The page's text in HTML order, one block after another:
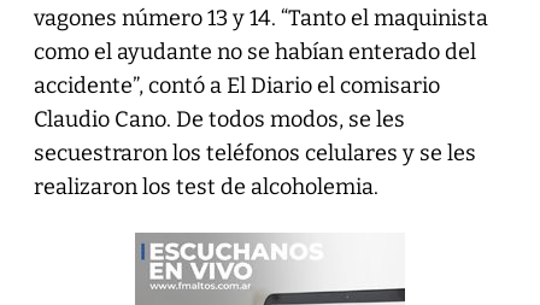
vagones número 13 y 14. “Tanto el maquinista
como el ayudante no se habían enterado del
accidente”, contó a El Diario el comisario
Claudio Cano. De todos modos, se les
secuestraron los teléfonos celulares y se les
realizaron los test de alcoholemia.